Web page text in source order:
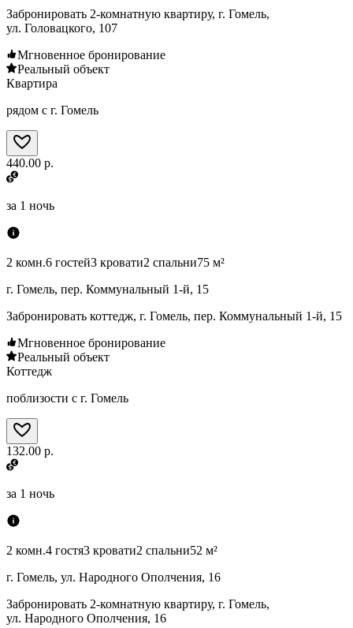
Забронировать 2-комнатную квартиру, г. Гомель,
ул. Головацкого, 107
Мгновенное бронирование
Реальный объект
Квартира
рядом с г. Гомель
440.00 р.
за 1 ночь
2 комн.6 гостей3 кровати2 спальни75 м²
г. Гомель, пер. Коммунальный 1-й, 15
Забронировать коттедж, г. Гомель, пер. Коммунальный 1-й, 15
Мгновенное бронирование
Реальный объект
Коттедж
поблизости с г. Гомель
132.00 р.
за 1 ночь
2 комн.4 гостя3 кровати2 спальни52 м²
г. Гомель, ул. Народного Ополчения, 16
Забронировать 2-комнатную квартиру, г. Гомель,
ул. Народного Ополчения, 16